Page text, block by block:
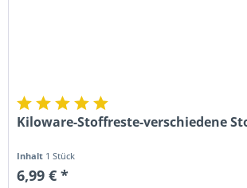
Kiloware-Stoffreste-verschiedene
Inhalt 1 Stück
6,99 € *